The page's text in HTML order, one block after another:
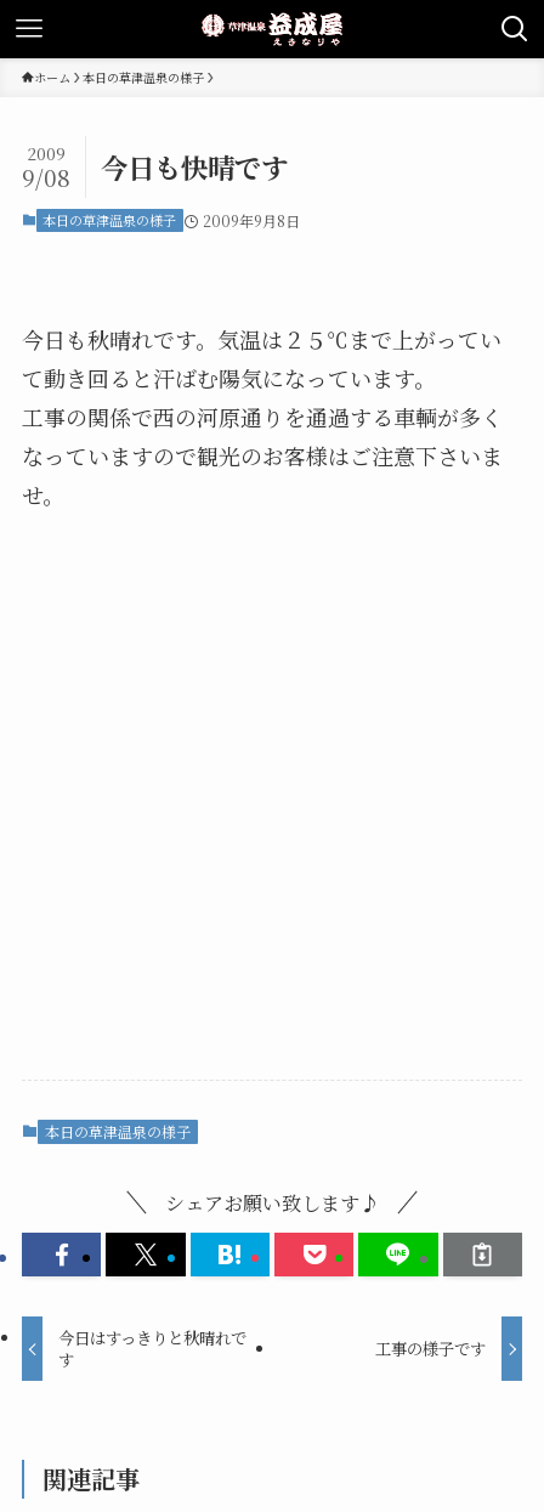
ホーム 本日の草津温泉の様子
今日も快晴です
2009
9/08
本日の草津温泉の様子 2009年9月8日
今日も秋晴れです。気温は２５℃まで上がってい
て動き回ると汗ばむ陽気になっています。
工事の関係で西の河原通りを通過する車輌が多く
なっていますので観光のお客様はご注意下さいま
せ。
本日の草津温泉の様子
シェアお願い致します♪
今日はすっきりと秋晴れで
す
工事の様子です
関連記事